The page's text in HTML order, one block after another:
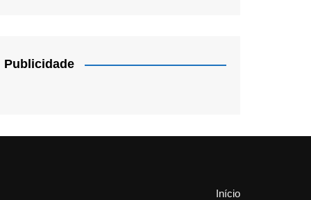
Publicidade
Início